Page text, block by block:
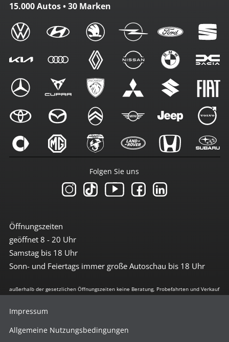
15.000 Autos • 30 Marken
Öffnungszeiten
geöffnet 8 - 20 Uhr
Samstag bis 18 Uhr
Sonn- und Feiertags immer große Autoschau bis 18 Uhr
Folgen Sie uns
außerhalb der gesetzlichen Öffnungszeiten keine Beratung, Probefahrten und Verkauf
Impressum
Allgemeine Nutzungsbedingungen